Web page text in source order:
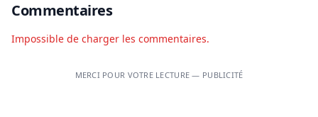
Commentaires
Impossible de charger les commentaires.
MERCI POUR VOTRE LECTURE — PUBLICITÉ